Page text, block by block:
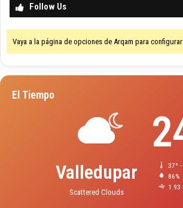
Follow Us
Vaya a la página de opciones de Arqam para
El Tiempo
Valledupar
Scattered Clouds
37º -
86%
1.93